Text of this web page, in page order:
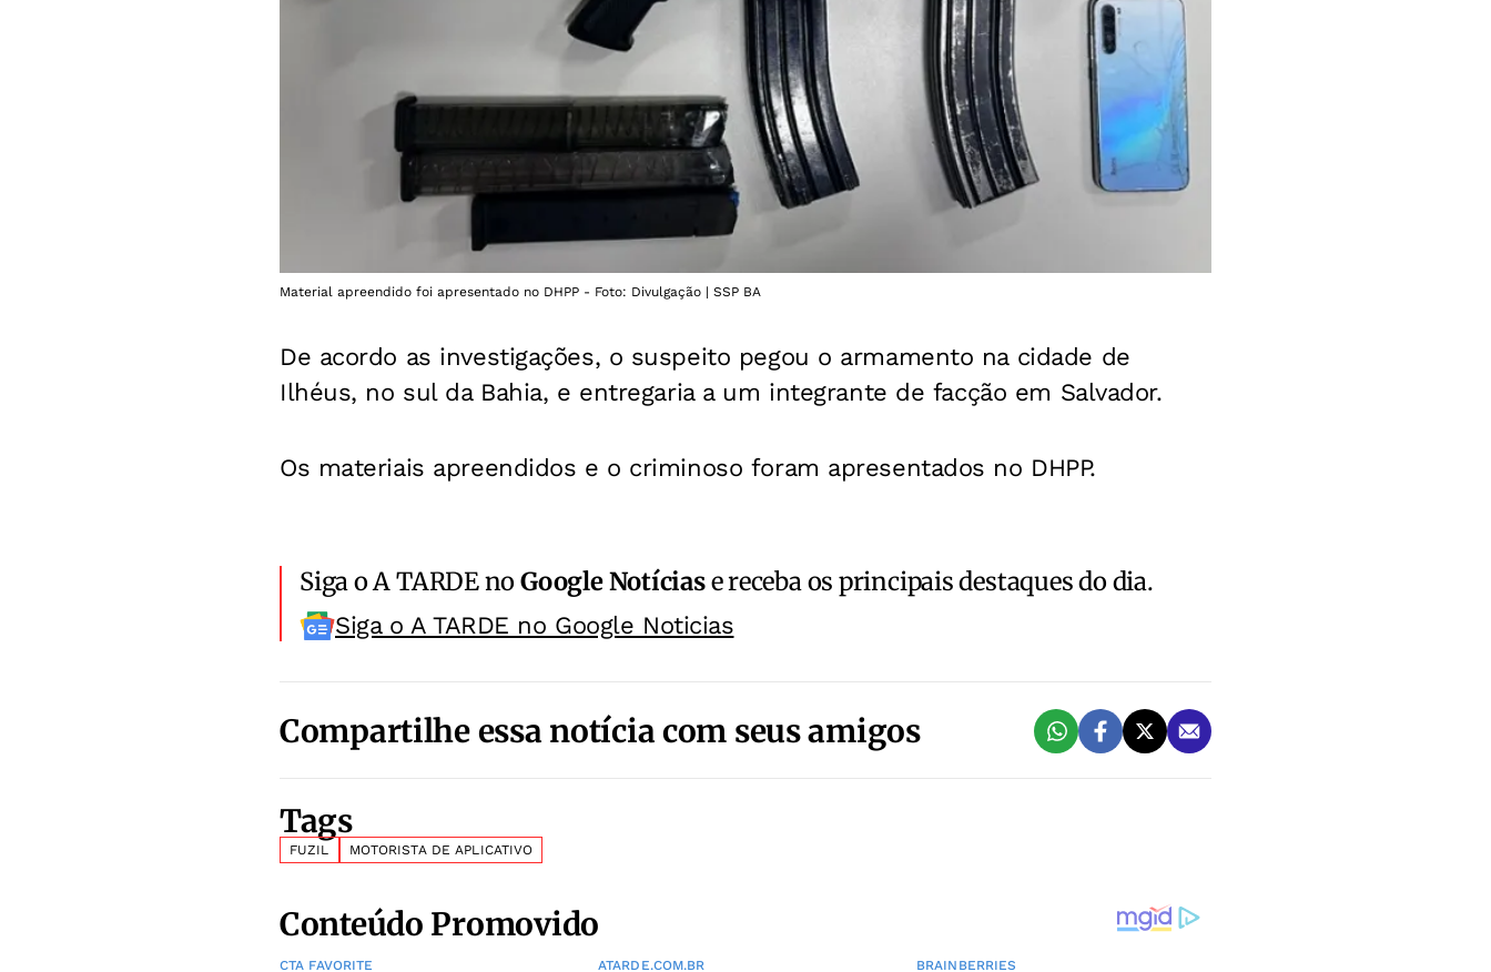
Material apreendido foi apresentado no DHPP - Foto: Divulgação | SSP BA
De acordo as investigações, o suspeito pegou o armamento na cidade de
Ilhéus, no sul da Bahia, e entregaria a um integrante de facção em Salvador.
Os materiais apreendidos e o criminoso foram apresentados no DHPP.
Siga o A TARDE noGoogle Notíciase receba os principais destaques do dia.
Siga o A TARDE no Google Noticias
Compartilhe essa notícia com seus amigos
Tags
FUZIL MOTORISTA DE APLICATIVO